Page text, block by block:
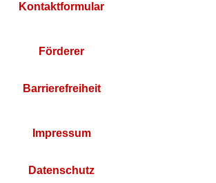
Kontaktformular
Förderer
Barrierefreiheit
Impressum
Datenschutz